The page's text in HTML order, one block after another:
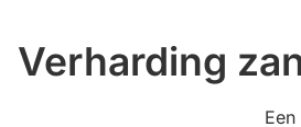
Verharding